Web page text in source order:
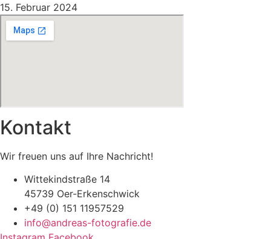
15. Februar 2024
Kontakt
Wir freuen uns auf Ihre Nachricht!
Wittekindstraße 14
45739 Oer-Erkenschwick
+49 (0) 151 11957529
info@andreas-fotografie.de